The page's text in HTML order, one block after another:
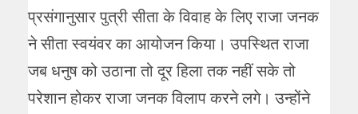
प्रसंगानुसार पुत्री सीता के विवाह के लिए राजा जनक
ने सीता स्वयंवर का आयोजन किया। उपस्थित राजा
जब धनुष को उठाना तो दूर हिला तक नहीं सके तो
परेशान होकर राजा जनक विलाप करने लगे। उन्होंने